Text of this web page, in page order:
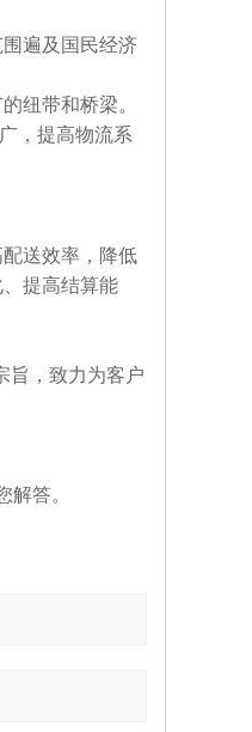
遍及国民经济
纽带和桥梁。
，提高物流系
送效率，降低
提高结算能
旨，致力为客户
解答。